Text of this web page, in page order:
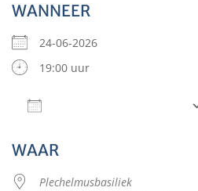
WANNEER
24-06-2026
19:00 uur
WAAR
Plechelmusbasiliek